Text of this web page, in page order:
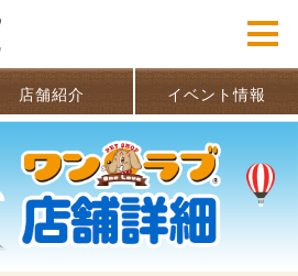
店舗紹介 イベント情報